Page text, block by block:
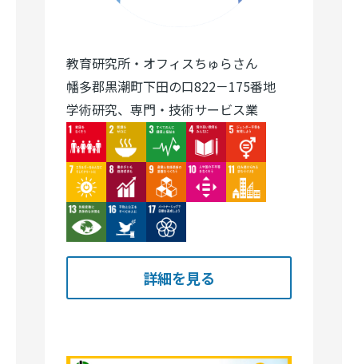
幡多郡黒潮町下田の口822－175番地
ImageImageImageImageImage
ImageImage ImageImage Image
Image Image Image
詳細を見る